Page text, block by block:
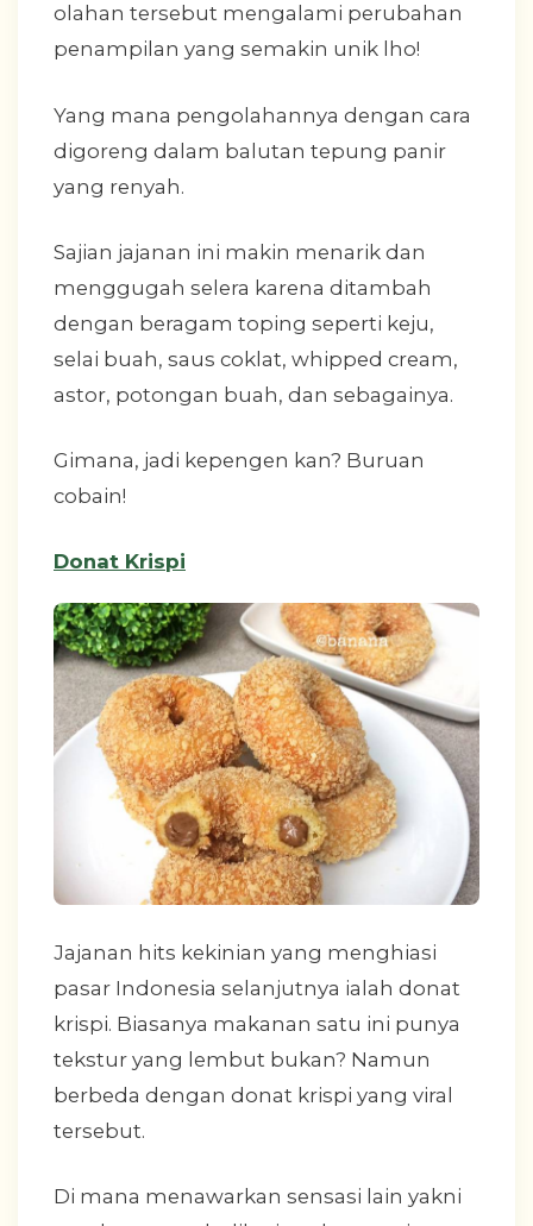
olahan tersebut mengalami perubahan
penampilan yang semakin unik lho!
Yang mana pengolahannya dengan cara
digoreng dalam balutan tepung panir
yang renyah.
Sajian jajanan ini makin menarik dan
menggugah selera karena ditambah
dengan beragam toping seperti keju,
selai buah, saus coklat, whipped cream,
astor, potongan buah, dan sebagainya.
Gimana, jadi kepengen kan? Buruan
cobain!
Donat Krispi
Jajanan hits kekinian yang menghiasi
pasar Indonesia selanjutnya ialah donat
krispi. Biasanya makanan satu ini punya
tekstur yang lembut bukan? Namun
berbeda dengan donat krispi yang viral
tersebut.
Di mana menawarkan sensasi lain yakni